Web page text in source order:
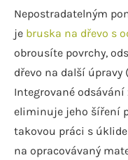
Nepostradatelným
je bruska na dřevo s
obrousíte povrchy,
dřevo na další
Integrované
eliminuje jeho šíření
takovou práci s
na opracovávaný